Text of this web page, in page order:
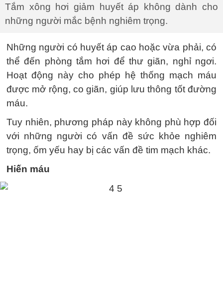
Tắm xông hơi giảm huyết áp không dành cho
những người mắc bệnh nghiêm trọng.
Những người có huyết áp cao hoặc vừa phải, có
thể đến phòng tắm hơi để thư giãn, nghỉ ngơi.
Hoạt động này cho phép hệ thống mạch máu
được mở rộng, co giãn, giúp lưu thông tốt đường
máu.
Tuy nhiên, phương pháp này không phù hợp đối
với những người có vấn đề sức khỏe nghiêm
trọng, ốm yếu hay bị các vấn đề tim mạch khác.
Hiến máu